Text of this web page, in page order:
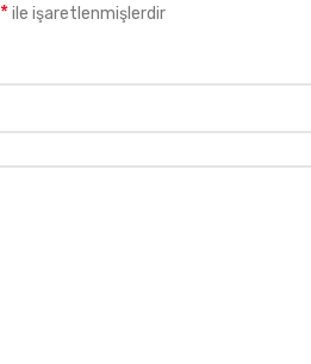
*ile işaretlenmişlerdir